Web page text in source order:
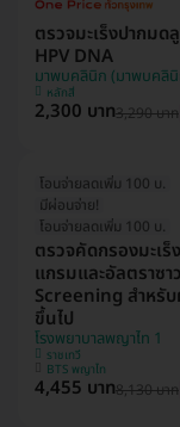
ตรวจมะเร็งปากม
HPV DNA
มาพบคลินิก (มาพบคลิ
หลักสี่
2,300 บาท3,290 บาท
โอนจ่ายลดเพิ่ม 100 บ.
มีผ่อนจ่าย!
โอนจ่ายลดเพิ่ม 100 บ.
ตรวจคัดกรองมะเ
แกรมและอัลตราซ
Screening สำหรั
ขึ้นไป
โรงพยาบาลพญาไท 1
ราชเทวี
BTS พญาไท
4,455 บาท8,130 บาท